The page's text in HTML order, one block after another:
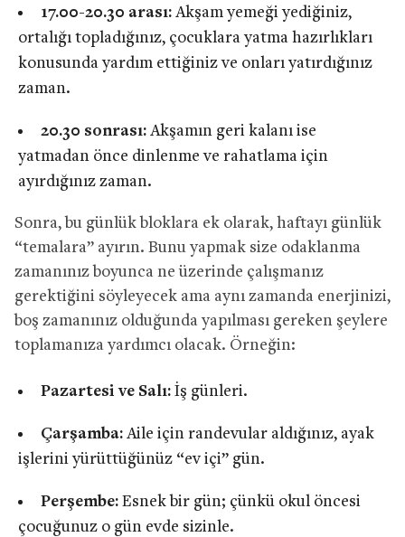
17.00-20.30 arası:Akşam yemeği yediğiniz,
ortalığı topladığınız, çocuklara yatma hazırlıkları
konusunda yardım ettiğiniz ve onları yatırdığınız
zaman.
20.30 sonrası:Akşamın geri kalanı ise
yatmadan önce dinlenme ve rahatlama için
ayırdığınız zaman.
Sonra, bu günlük bloklara ek olarak, haftayı günlük
“temalara” ayırın. Bunu yapmak size odaklanma
zamanınız boyunca ne üzerinde çalışmanız
gerektiğini söyleyecek ama aynı zamanda enerjinizi,
boş zamanınız olduğunda yapılması gereken şeylere
toplamanıza yardımcı olacak. Örneğin:
Pazartesi ve Salı:İş günleri.
Çarşamba:Aile için randevular aldığınız, ayak
işlerini yürüttüğünüz “ev içi” gün.
Perşembe:Esnek bir gün; çünkü okul öncesi
çocuğunuz o gün evde sizinle.